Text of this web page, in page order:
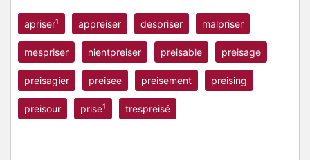
apriser1 appreiser despriser malpriser
mespriser nientpreiser preisable preisage
preisagier preisee preisement preising
preisour prise1 trespreisé